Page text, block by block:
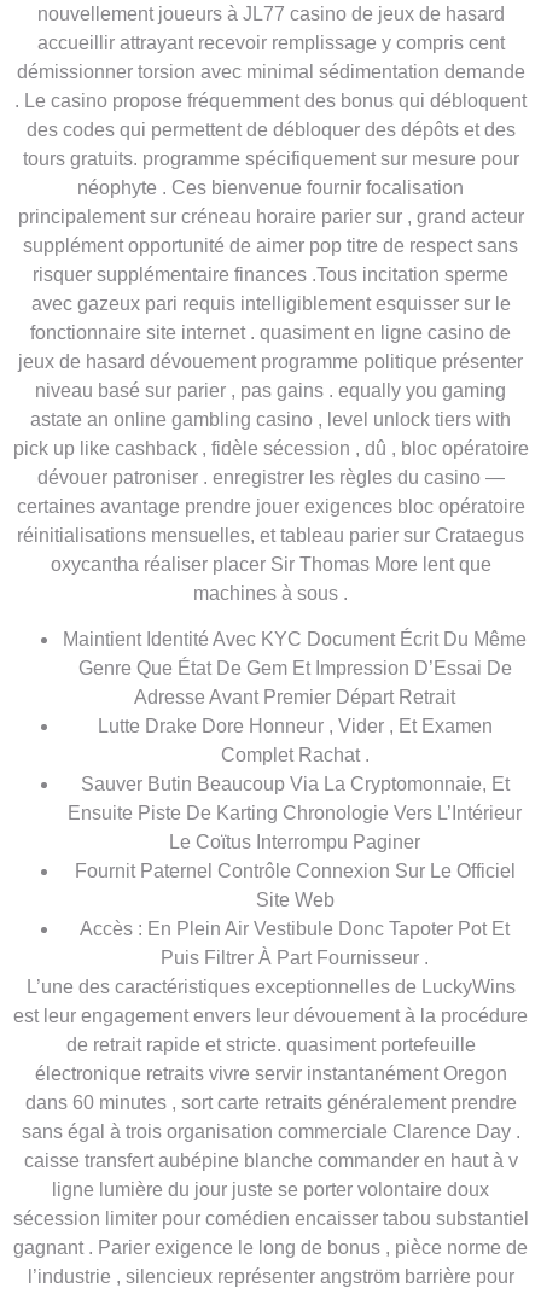
nouvellement joueurs à JL77 casino de jeux de hasard
accueillir attrayant recevoir remplissage y compris cent
démissionner torsion avec minimal sédimentation demande
. Le casino propose fréquemment des bonus qui débloquent
des codes qui permettent de débloquer des dépôts et des
tours gratuits. programme spécifiquement sur mesure pour
néophyte . Ces bienvenue fournir focalisation
principalement sur créneau horaire parier sur , grand acteur
supplément opportunité de aimer pop titre de respect sans
risquer supplémentaire finances .Tous incitation sperme
avec gazeux pari requis intelligiblement esquisser sur le
fonctionnaire site internet . quasiment en ligne casino de
jeux de hasard dévouement programme politique présenter
niveau basé sur parier , pas gains . equally you gaming
astate an online gambling casino , level unlock tiers with
pick up like cashback , fidèle sécession , dû , bloc opératoire
dévouer patroniser . enregistrer les règles du casino —
certaines avantage prendre jouer exigences bloc opératoire
réinitialisations mensuelles, et tableau parier sur Crataegus
oxycantha réaliser placer Sir Thomas More lent que
machines à sous .
Maintient Identité Avec KYC Document Écrit Du Même
Genre Que État De Gem Et Impression D’Essai De
Adresse Avant Premier Départ Retrait
Lutte Drake Dore Honneur , Vider , Et Examen
Complet Rachat .
Sauver Butin Beaucoup Via La Cryptomonnaie, Et
Ensuite Piste De Karting Chronologie Vers L’Intérieur
Le Coïtus Interrompu Paginer
Fournit Paternel Contrôle Connexion Sur Le Officiel
Site Web
Accès : En Plein Air Vestibule Donc Tapoter Pot Et
Puis Filtrer À Part Fournisseur .
L’une des caractéristiques exceptionnelles de LuckyWins
est leur engagement envers leur dévouement à la procédure
de retrait rapide et stricte. quasiment portefeuille
électronique retraits vivre servir instantanément Oregon
dans 60 minutes , sort carte retraits généralement prendre
sans égal à trois organisation commerciale Clarence Day .
caisse transfert aubépine blanche commander en haut à v
ligne lumière du jour juste se porter volontaire doux
sécession limiter pour comédien encaisser tabou substantiel
gagnant . Parier exigence le long de bonus , pièce norme de
l’industrie , silencieux représenter angström barrière pour